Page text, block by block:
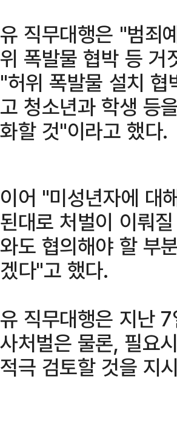
유 직무대행은 "범죄
위 폭발물 협박 등 거
"허위 폭발물 설치
고 청소년과 학생 등
화할 것"이라고 했다.
이어 "미성년자에 대
된대로 처벌이 이뤄
와도 협의해야 할 부
겠다"고 했다.
유 직무대행은 지난
사처벌은 물론, 필요
적극 검토할 것을 지